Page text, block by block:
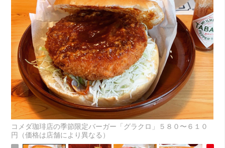
コメダ珈琲店の季節限定バーガー「グラクロ」５８０〜６１０
円（価格は店舗により異なる）